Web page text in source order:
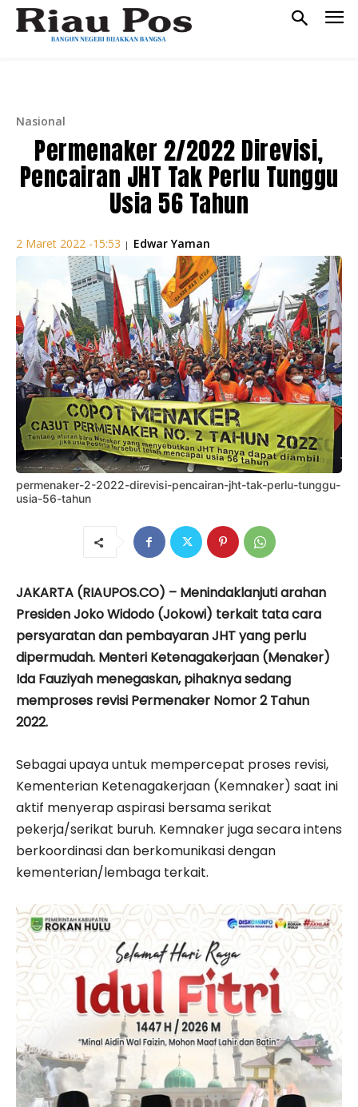
Nasional
Permenaker 2/2022 Direvisi,
Pencairan JHT Tak Perlu Tunggu
Usia 56 Tahun
2 Maret 2022 -15:53 | Edwar Yaman
permenaker-2-2022-direvisi-pencairan-jht-tak-perlu-tunggu-
usia-56-tahun
JAKARTA (RIAUPOS.CO) – Menindaklanjuti arahan
Presiden Joko Widodo (Jokowi) terkait tata cara
persyaratan dan pembayaran JHT yang perlu
dipermudah. Menteri Ketenagakerjaan (Menaker)
Ida Fauziyah menegaskan, pihaknya sedang
memproses revisi Permenaker Nomor 2 Tahun
2022.
Sebagai upaya untuk mempercepat proses revisi,
Kementerian Ketenagakerjaan (Kemnaker) saat ini
aktif menyerap aspirasi bersama serikat
pekerja/serikat buruh. Kemnaker juga secara intens
berkoordinasi dan berkomunikasi dengan
kementerian/lembaga terkait.